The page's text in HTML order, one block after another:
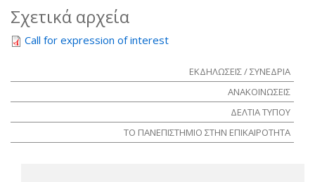
Σχετικά αρχεία
Call for expression of interest
ΕΚΔΗΛΩΣΕΙΣ / ΣΥΝΕΔΡΙΑ
ΑΝΑΚΟΙΝΩΣΕΙΣ
ΔΕΛΤΙΑ ΤΥΠΟΥ
ΤΟ ΠΑΝΕΠΙΣΤΗΜΙΟ ΣΤΗΝ ΕΠΙΚΑΙΡΟΤΗΤΑ